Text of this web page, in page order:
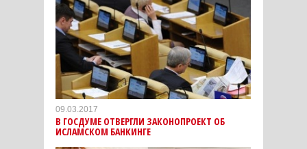
09.03.2017
В ГОСДУМЕ ОТВЕРГЛИ ЗАКОНОПРОЕКТ ОБ
ИСЛАМСКОМ БАНКИНГЕ